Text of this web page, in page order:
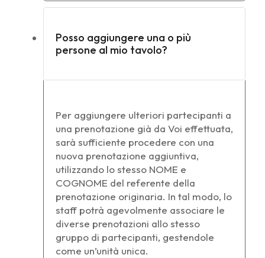
Posso aggiungere una o più
persone al mio tavolo?
Per aggiungere ulteriori partecipanti a
una prenotazione già da Voi effettuata,
sarà sufficiente procedere con una
nuova prenotazione aggiuntiva,
utilizzando lo stesso NOME e
COGNOME del referente della
prenotazione originaria. In tal modo, lo
staff potrà agevolmente associare le
diverse prenotazioni allo stesso
gruppo di partecipanti, gestendole
come un’unità unica.